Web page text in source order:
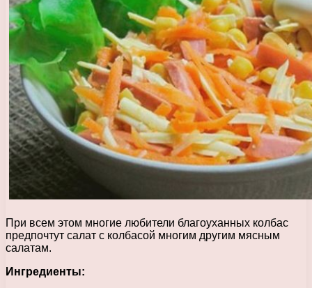
При всем этом многие любители благоуханных колбас
предпочтут салат с колбасой многим другим мясным
салатам.
Ингредиенты: